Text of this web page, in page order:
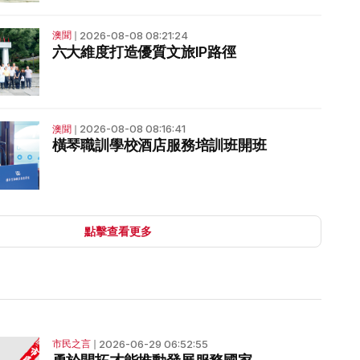
澳聞 ❘ 2026-08-08 08:21:24
六大維度打造優質文旅IP路徑
澳聞 ❘ 2026-08-08 08:16:41
橫琴職訓學校酒店服務培訓班開班
點擊查看更多
市民之言❘ 2026-06-29 06:52:55